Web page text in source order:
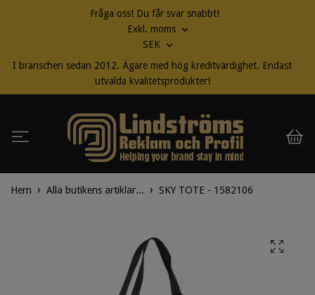
Fråga oss! Du får svar snabbt!
Exkl. moms
SEK
I branschen sedan 2012. Ägare med hög kreditvärdighet. Endast
utvalda kvalitetsprodukter!
Hem Alla butikens artiklar... SKY TOTE - 1582106